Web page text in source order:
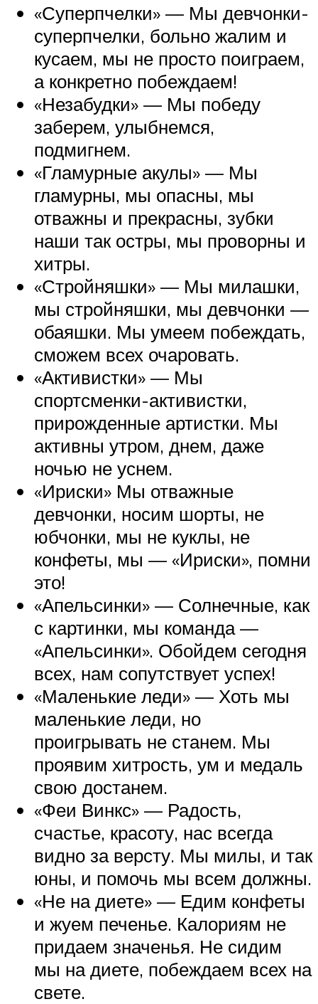
«Суперпчелки» — Мы девчонки-
суперпчелки, больно жалим и
кусаем, мы не просто поиграем,
а конкретно побеждаем!
«Незабудки» — Мы победу
заберем, улыбнемся,
подмигнем.
«Гламурные акулы» — Мы
гламурны, мы опасны, мы
отважны и прекрасны, зубки
наши так остры, мы проворны и
хитры.
«Стройняшки» — Мы милашки,
мы стройняшки, мы девчонки —
обаяшки. Мы умеем побеждать,
сможем всех очаровать.
«Активистки» — Мы
спортсменки-активистки,
прирожденные артистки. Мы
активны утром, днем, даже
ночью не уснем.
«Ириски» Мы отважные
девчонки, носим шорты, не
юбчонки, мы не куклы, не
конфеты, мы — «Ириски», помни
это!
«Апельсинки» — Солнечные, как
с картинки, мы команда —
«Апельсинки». Обойдем сегодня
всех, нам сопутствует успех!
«Маленькие леди» — Хоть мы
маленькие леди, но
проигрывать не станем. Мы
проявим хитрость, ум и медаль
свою достанем.
«Феи Винкс» — Радость,
счастье, красоту, нас всегда
видно за версту. Мы милы, и так
юны, и помочь мы всем должны.
«Не на диете» — Едим конфеты
и жуем печенье. Калориям не
придаем значенья. Не сидим
мы на диете, побеждаем всех на
свете.